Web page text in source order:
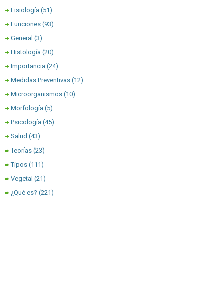
Fisiología (51)
Funciones (93)
General (3)
Histología (20)
Importancia (24)
Medidas Preventivas (12)
Microorganismos (10)
Morfología (5)
Psicología (45)
Salud (43)
Teorías (23)
Tipos (111)
Vegetal (21)
¿Qué es? (221)